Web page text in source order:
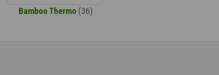
Bamboo Thermo (36)